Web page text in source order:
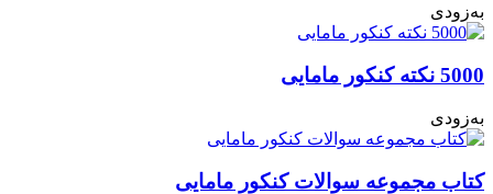
به‌زودی
5000 نکته کنکور مامایی
به‌زودی
کتاب مجموعه سوالات کنکور مامایی